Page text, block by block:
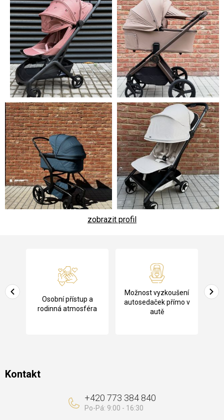
zobrazit profil
a
Osobní přístup a
rodinná atmosféra
Možnost vyzkoušení
autosedaček přímo v
autě
Kontakt
+420 773 384 840